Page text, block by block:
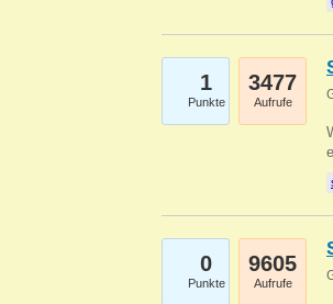
1
Punkte
3477
Aufrufe
0
Punkte
9605
Aufrufe